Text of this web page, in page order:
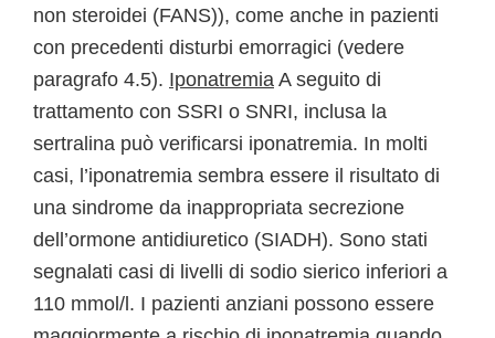
non steroidei (FANS)), come anche in pazienti
con precedenti disturbi emorragici (vedere
paragrafo 4.5). Iponatremia A seguito di
trattamento con SSRI o SNRI, inclusa la
sertralina può verificarsi iponatremia. In molti
casi, l’iponatremia sembra essere il risultato di
una sindrome da inappropriata secrezione
dell’ormone antidiuretico (SIADH). Sono stati
segnalati casi di livelli di sodio sierico inferiori a
110 mmol/l. I pazienti anziani possono essere